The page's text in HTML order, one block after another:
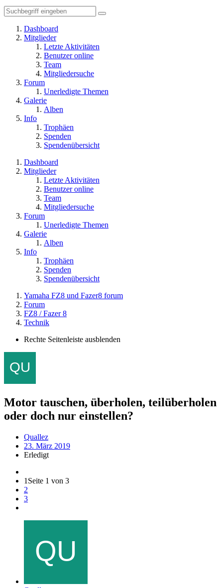
Dashboard
Mitglieder
Letzte Aktivitäten
Benutzer online
Team
Mitgliedersuche
Forum
Unerledigte Themen
Galerie
Alben
Info
Trophäen
Spenden
Spendenübersicht
Dashboard
Mitglieder
Letzte Aktivitäten
Benutzer online
Team
Mitgliedersuche
Forum
Unerledigte Themen
Galerie
Alben
Info
Trophäen
Spenden
Spendenübersicht
Yamaha FZ8 und Fazer8 forum
Forum
FZ8 / Fazer 8
Technik
Rechte Seitenleiste ausblenden
Motor tauschen, überholen, teilüberholen
oder doch nur einstellen?
Quallez
23. März 2019
Erledigt
1 Seite 1 von 3
2
3